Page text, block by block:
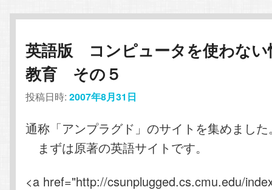
英語版 コンピュータを使わない
教育 その５
投稿日時:2007年8月31日
通称「アンプラグド」のサイトを集めました
まずは原著の英語サイトです。
<a href="http://csunplugged.cs.cmu.edu/